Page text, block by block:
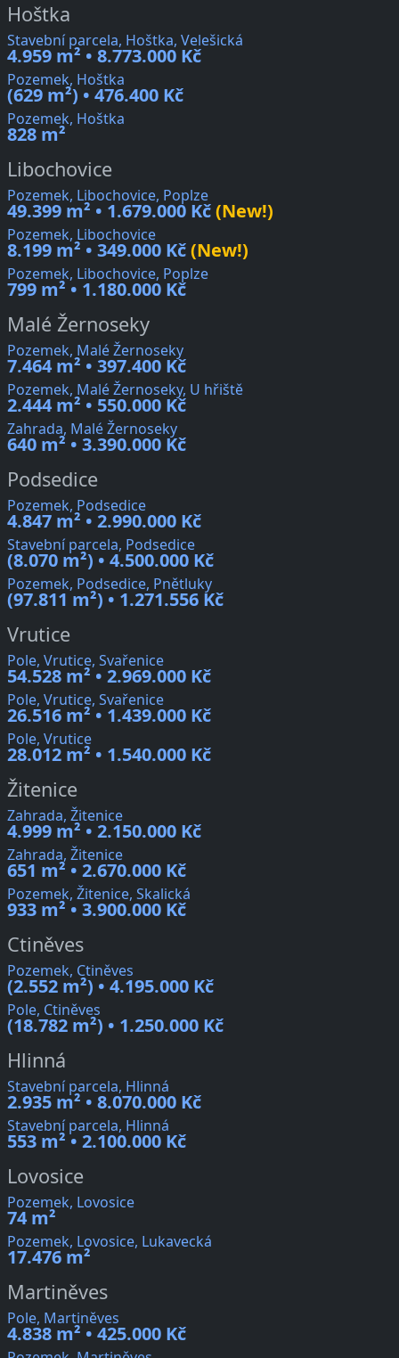
Hoštka
Stavební parcela, Hoštka, Velešická
4.959 m² • 8.773.000 Kč
Pozemek, Hoštka
(629 m²) • 476.400 Kč
Pozemek, Hoštka
828 m²
Libochovice
Pozemek, Libochovice, Poplze
49.399 m² • 1.679.000 Kč(New!)
Pozemek, Libochovice
8.199 m² • 349.000 Kč(New!)
Pozemek, Libochovice, Poplze
799 m² • 1.180.000 Kč
Malé Žernoseky
Pozemek, Malé Žernoseky
7.464 m² • 397.400 Kč
Pozemek, Malé Žernoseky, U hřiště
2.444 m² • 550.000 Kč
Zahrada, Malé Žernoseky
640 m² • 3.390.000 Kč
Podsedice
Pozemek, Podsedice
4.847 m² • 2.990.000 Kč
Stavební parcela, Podsedice
(8.070 m²) • 4.500.000 Kč
Pozemek, Podsedice, Pnětluky
(97.811 m²) • 1.271.556 Kč
Vrutice
Pole, Vrutice, Svařenice
54.528 m² • 2.969.000 Kč
Pole, Vrutice, Svařenice
26.516 m² • 1.439.000 Kč
Pole, Vrutice
28.012 m² • 1.540.000 Kč
Žitenice
Zahrada, Žitenice
4.999 m² • 2.150.000 Kč
Zahrada, Žitenice
651 m² • 2.670.000 Kč
Pozemek, Žitenice, Skalická
933 m² • 3.900.000 Kč
Ctiněves
Pozemek, Ctiněves
(2.552 m²) • 4.195.000 Kč
Pole, Ctiněves
(18.782 m²) • 1.250.000 Kč
Hlinná
Stavební parcela, Hlinná
2.935 m² • 8.070.000 Kč
Stavební parcela, Hlinná
553 m² • 2.100.000 Kč
Lovosice
Pozemek, Lovosice
74 m²
Pozemek, Lovosice, Lukavecká
17.476 m²
Martiněves
Pole, Martiněves
4.838 m² • 425.000 Kč